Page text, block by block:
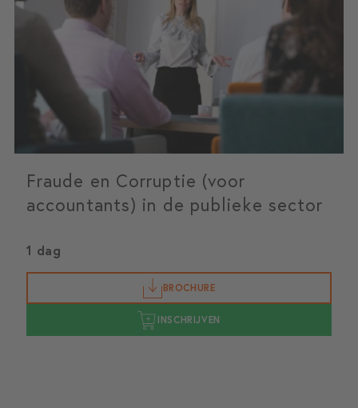
Fraude en Corruptie (voor
accountants) in de publieke sector
1 dag
BROCHURE
INSCHRIJVEN